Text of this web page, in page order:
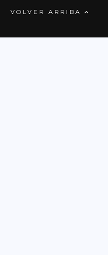
VOLVER ARRIBA